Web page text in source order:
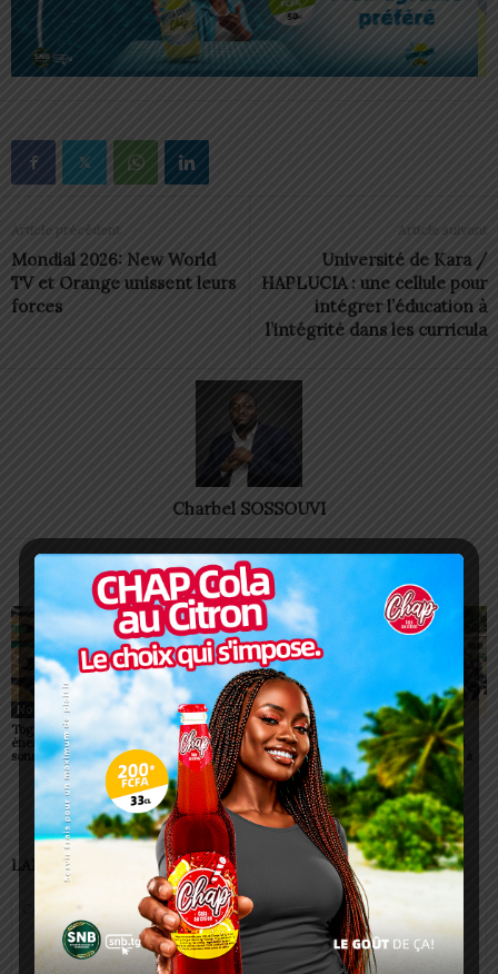
Article précédent
Mondial 2026: New World
TV et Orange unissent leurs
forces
Article suivant
Université de Kara /
HAPLUCIA : une cellule pour
intégrer l’éducation à
l’intégrité dans les curricula
Charbel SOSSOUVI
ARTICLES CONNEXES PLUS DE L'AUTEUR
Non classé
Togo/ Boissons
énergisantes: l’État tire la
sonnette d’alarme
Non classé
Togo/ Rentrée scolaire
2026-2027: consultez la
liste officielle des écoles
autorisées
Non classé
ESSAL 2026 : les
admissibles convoqués
pour la visite médicale à
Lomé
LAISSER UN COMMENTAIRE